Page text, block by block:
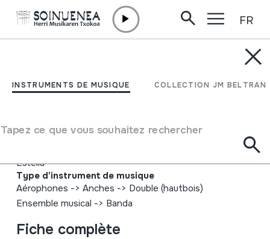
INSTRUMENTS DE MUSIQUE COLLECTION JM BELTRAN
Tapez ce que vous souhaitez rechercher
FR
Debako Musika Banda
Auteur
Debako Musika Banda; Lizarrako Gaiteroak-Gaiteros de
Estella
Type d'instrument de musique
Aérophones -> Anches -> Double (hautbois)
Ensemble musical -> Banda
Fiche complète